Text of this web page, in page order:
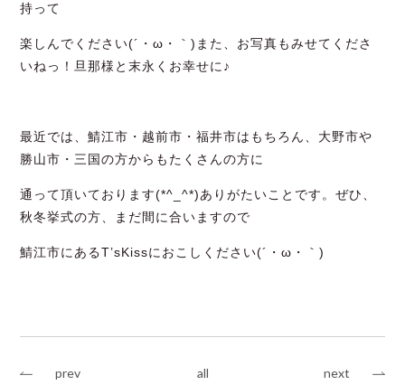
持って
楽しんでください(´・ω・｀)また、お写真もみせてくださ
いねっ！旦那様と末永くお幸せに♪
最近では、鯖江市・越前市・福井市はもちろん、大野市や
勝山市・三国の方からもたくさんの方に
通って頂いております(*^_^*)ありがたいことです。ぜひ、
秋冬挙式の方、まだ間に合いますので
鯖江市にあるT’sKissにおこしください(´・ω・｀)
prev all next